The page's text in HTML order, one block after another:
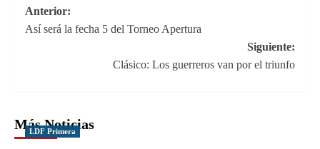
Navegación
de
Anterior:
Así será la fecha 5 del Torneo Apertura
Siguiente:
Clásico: Los guerreros van por el triunfo
Más Noticias
LDF Primera